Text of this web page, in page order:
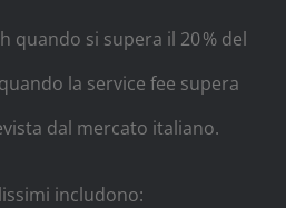
quando si supera il 20 % del
la service fee supera
dal mercato italiano.
includono: